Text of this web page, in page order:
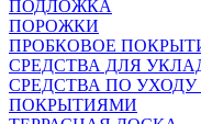
ПОДЛОЖКА
ПОРОЖКИ
ПРОБКОВОЕ
СРЕДСТВА ДЛЯ
СРЕДСТВА ПО
ПОКРЫТИЯМИ